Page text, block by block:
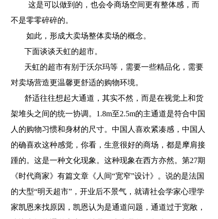
这是可以做到的，也会令商场空间更有整体感，而
不是零零碎碎的。
如此，形成大卖场整体卖场的概念。
下面谈谈天虹的超市。
天虹的超市有别于沃尔玛等，需要一些精品化，需要
对卖场营造更温馨更舒适的购物环境。
舒适往往想起大通道，其实不然，而是在视觉上和货
架堆头之间的统一协调。1.8m至2.5m的主通道是符合中国
人的购物习惯和身材的尺寸。中国人喜欢紧凑感，中国人
的确喜欢这种感觉，你看，生意很好的商场，都是摩肩接
踵的。这是一种文化现象。这种现象在西方亦然。第27期
《时代商家》有篇文章《人间“宽窄”设计》。说的是法国
的大型“明天超市”，开业后不景气，就请社会学家心理学
家凯恩来找原因，凯恩认为是通道问题，通道过于宽敞，